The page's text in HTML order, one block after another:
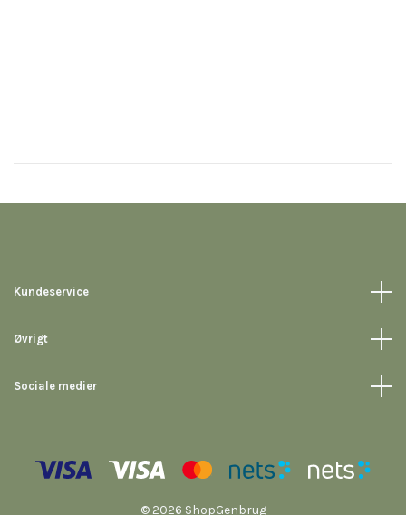
Kundeservice
Øvrigt
Sociale medier
© 2026 ShopGenbrug